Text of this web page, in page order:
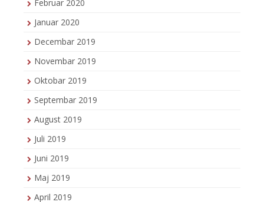
Februar 2020
Januar 2020
Decembar 2019
Novembar 2019
Oktobar 2019
Septembar 2019
August 2019
Juli 2019
Juni 2019
Maj 2019
April 2019